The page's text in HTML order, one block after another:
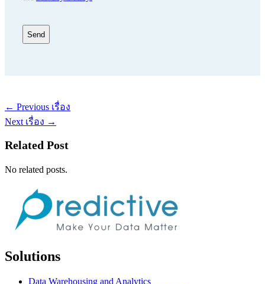
← Previous เรื่อง
Next เรื่อง →
Related Post
No related posts.
Solutions
Data Warehousing and Analytics